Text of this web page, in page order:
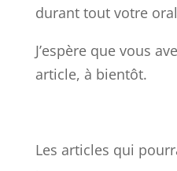
durant tout votre
J’espère que vous
article, à bientôt.
Les articles qui